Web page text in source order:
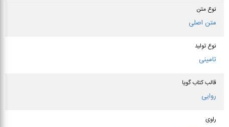
نوع متن
متن اصلی
نوع تولید
تامینی
قالب کتاب گویا
روایی
راوی